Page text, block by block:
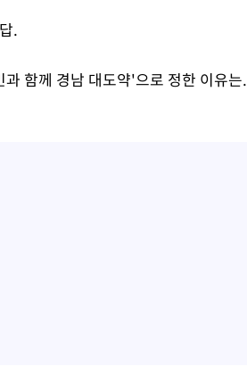
.
함께 경남 대도약'으로 정한 이유는.